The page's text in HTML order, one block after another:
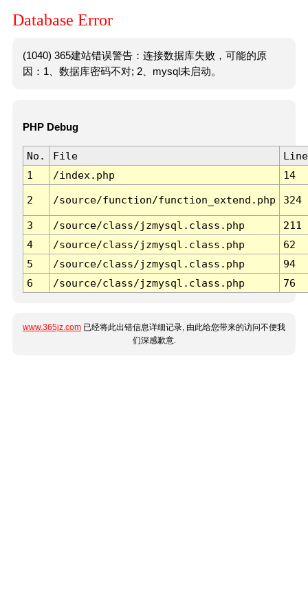
Database Error
(1040) 365建站错误警告：连接数据库失败，可能的原
因：1、数据库密码不对; 2、mysql未启动。
PHP Debug
No. File
Line
1
/index.php 14
2 /source/function/function_extend.php 324
3 /source/class/jzmysql.class.php
211
4
/source/class/jzmysql.class.php
62
5
/source/class/jzmysql.class.php
94
6
/source/class/jzmysql.class.php 76
www.365jz.com 已经将此出错信息详细记录, 由此给您带来的访问不便我
们深感歉意.